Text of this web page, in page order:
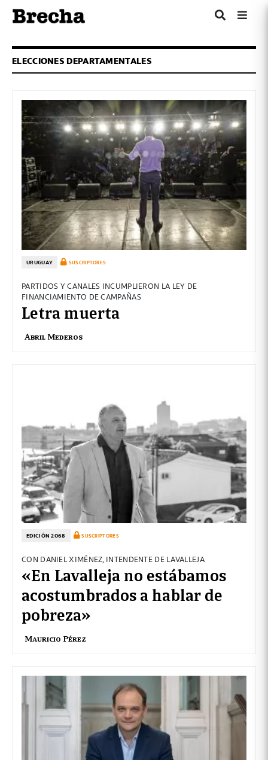
ELECCIONES DEPARTAMENTALES
URUGUAY SUSCRIPTORES
PARTIDOS Y CANALES INCUMPLIERON LA LEY DE
FINANCIAMIENTO DE CAMPAÑAS
Letra muerta
Abril Mederos
EDICIÓN 2068 SUSCRIPTORES
CON DANIEL XIMÉNEZ, INTENDENTE DE LAVALLEJA
«En Lavalleja no estábamos
acostumbrados a hablar de
pobreza»
Mauricio Pérez